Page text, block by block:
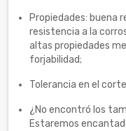
Propiedades: buena
resistencia a la
altas propiedades
forjabilidad;
Tolerancia en el
¿No encontró los
Estaremos